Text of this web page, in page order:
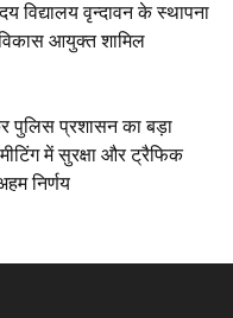
विद्यालय वृन्दावन के स्थापना
आयुक्त शामिल
पुलिस प्रशासन का बड़ा
में सुरक्षा और ट्रैफिक
निर्णय